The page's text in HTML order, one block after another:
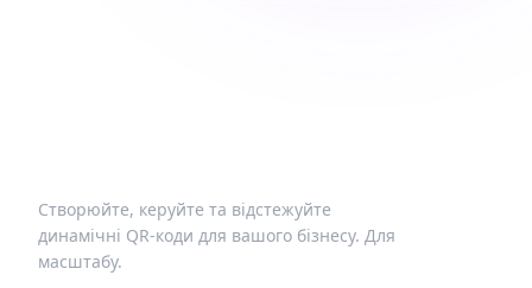
Створюйте, керуйте та відстежуйте
динамічні QR-коди для вашого бізнесу. Для
масштабу.